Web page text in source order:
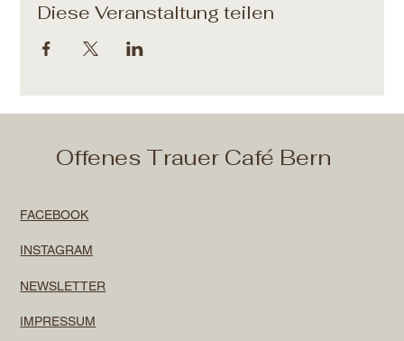
Diese Veranstaltung teilen
Offenes Trauer Café Bern
FACEBOOK
INSTAGRAM
NEWSLETTER
IMPRESSUM